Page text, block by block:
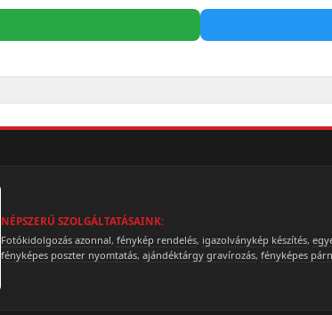
NÉPSZERŰ SZOLGÁLTATÁSAINK:
Fotókidolgozás azonnal, fénykép rendelés, igazolványkép készítés,
fényképes poszter nyomtatás, ajándéktárgy gravírozás, fényképes